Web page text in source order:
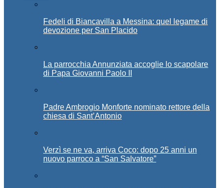
Fedeli di Biancavilla a Messina: quel legame di
devozione per San Placido
La parrocchia Annunziata accoglie lo scapolare
di Papa Giovanni Paolo II
Padre Ambrogio Monforte nominato rettore della
chiesa di Sant’Antonio
Verzì se ne va, arriva Coco: dopo 25 anni un
nuovo parroco a “San Salvatore”